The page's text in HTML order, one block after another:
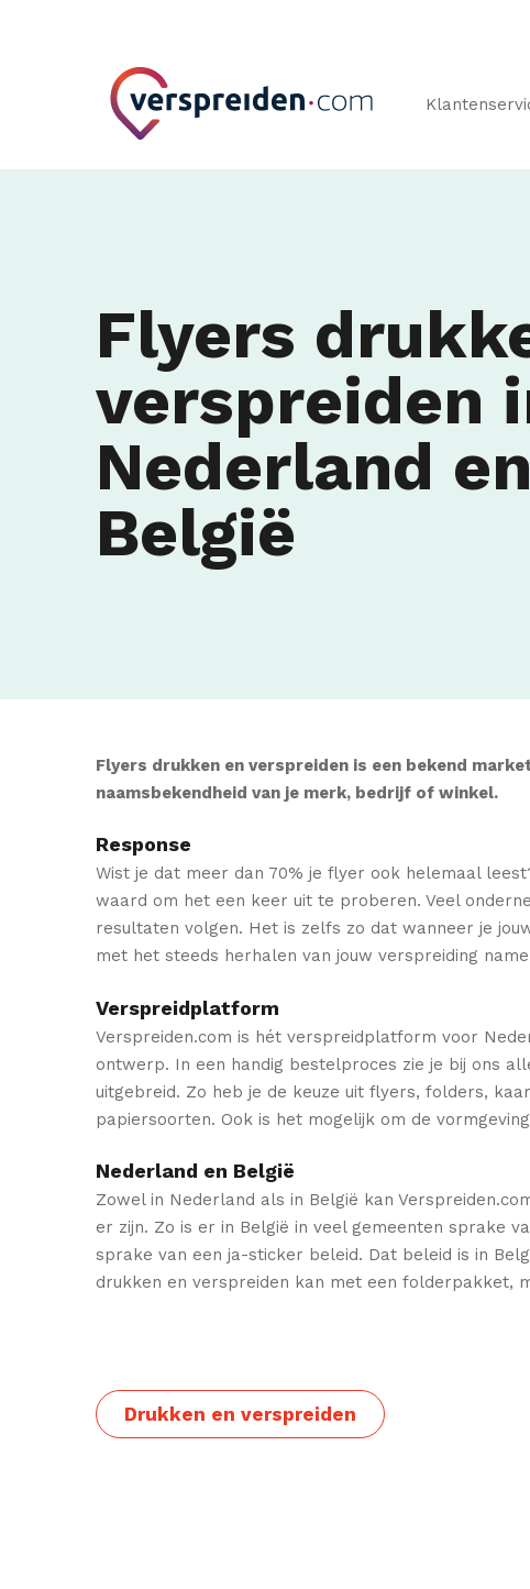
Flyers
verspreiden
Nederland en
België
Flyers drukken en verspreiden is een bekend
naamsbekendheid van je merk, bedrijf of winkel.
Response
Wist je dat meer dan 70% je flyer ook helemaal
waard om het een keer uit te proberen. Veel
resultaten volgen. Het is zelfs zo dat wanneer je
met het steeds herhalen van jouw verspreiding
Verspreidplatform
Verspreiden.com is hét verspreidplatform voor
ontwerp. In een handig bestelproces zie je bij ons
uitgebreid. Zo heb je de keuze uit flyers, folders,
papiersoorten. Ook is het mogelijk om de
Nederland en België
Zowel in Nederland als in België kan
er zijn. Zo is er in België in veel gemeenten sprake
sprake van een ja-sticker beleid. Dat beleid is in
drukken en verspreiden kan met een folderpakket,
Drukken en verspreiden